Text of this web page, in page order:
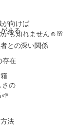
ある
との深い関係
存在
法
が向けば
かも知れません☺️🌸
さの
🌱